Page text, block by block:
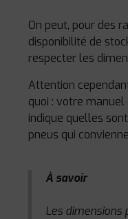
On peut, pour des
disponibilité de
respecter les
Attention
quoi : votre
indique quelles
pneus qui
À savoir
Les